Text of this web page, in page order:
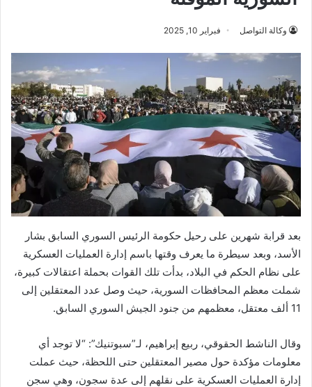
وكالة التواصل فبراير 10, 2025
بعد قرابة شهرين على رحيل حكومة الرئيس السوري السابق بشار
الأسد، وبعد سيطرة ما يعرف وقتها باسم إدارة العمليات العسكرية
على نظام الحكم في البلاد، بدأت تلك القوات بحملة اعتقالات كبيرة،
شملت معظم المحافظات السورية، حيث وصل عدد المعتقلين إلى
11 ألف معتقل، معظمهم من جنود الجيش السوري السابق.
وقال الناشط الحقوقي، ربيع إبراهيم، لـ”سبوتنيك”: “لا توجد أي
معلومات مؤكدة حول مصير المعتقلين حتى اللحظة، حيث عملت
إدارة العمليات العسكرية على نقلهم إلى عدة سجون، وهي سجن